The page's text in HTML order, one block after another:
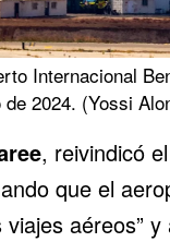
Internacional
2024. (Yossi
, reivindicó
que el
aéreos”